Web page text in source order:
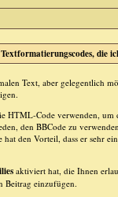
die
Text, aber gelegentlich
HTML-Code verwenden,
den BBCode zu
den Vorteil, dass er sehr
aktiviert hat, die Ihnen
Beitrag einzufügen.